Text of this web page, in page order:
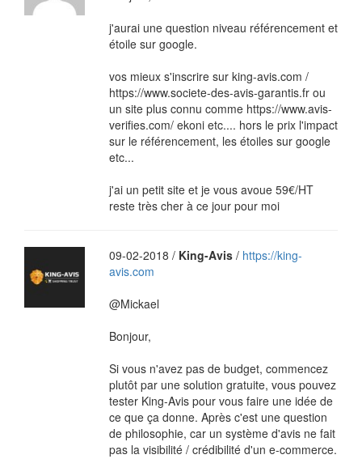
j'aurai une question niveau référencement et
étoile sur google.
vos mieux s'inscrire sur king-avis.com /
https://www.societe-des-avis-garantis.fr ou
un site plus connu comme https://www.avis-
verifies.com/ ekoni etc.... hors le prix l'impact
sur le référencement, les étoiles sur google
etc...
j'ai un petit site et je vous avoue 59€/HT
reste très cher à ce jour pour moi
09-02-2018 / King-Avis/ https://king-
avis.com
@Mickael
Bonjour,
Si vous n'avez pas de budget, commencez
plutôt par une solution gratuite, vous pouvez
tester King-Avis pour vous faire une idée de
ce que ça donne. Après c'est une question
de philosophie, car un système d'avis ne fait
pas la visibilité / crédibilité d'un e-commerce.